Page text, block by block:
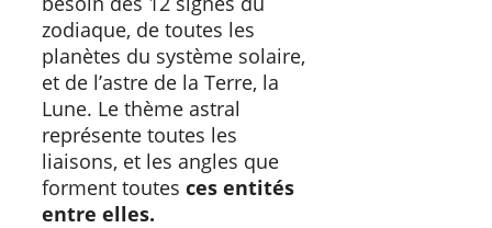
zodiaque, de toutes les
planètes du système solaire,
et de l’astre de la Terre, la
Lune. Le thème astral
représente toutes les
liaisons, et les angles que
forment toutes ces entités
entre elles.